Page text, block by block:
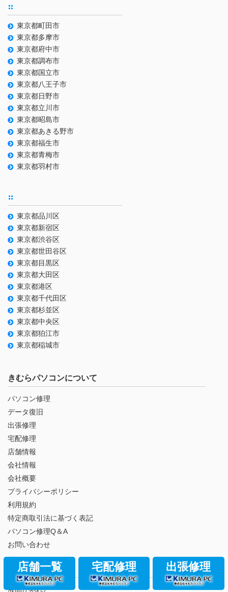
東京都町田市
東京都多摩市
東京都府中市
東京都調布市
東京都国立市
東京都八王子市
東京都日野市
東京都立川市
東京都昭島市
東京都あきる野市
東京都福生市
東京都青梅市
東京都羽村市
東京都品川区
東京都新宿区
東京都渋谷区
東京都世田谷区
東京都目黒区
東京都大田区
東京都港区
東京都千代田区
東京都杉並区
東京都中央区
東京都狛江市
東京都稲城市
きむらパソコンについて
パソコン修理
データ復旧
出張修理
宅配修理
店舗情報
会社情報
会社概要
プライバシーポリシー
利用規約
特定商取引法に基づく表記
パソコン修理Q＆A
お問い合わせ
故障項目
液晶が割れた
店舗一覧 宅配修理 出張修理